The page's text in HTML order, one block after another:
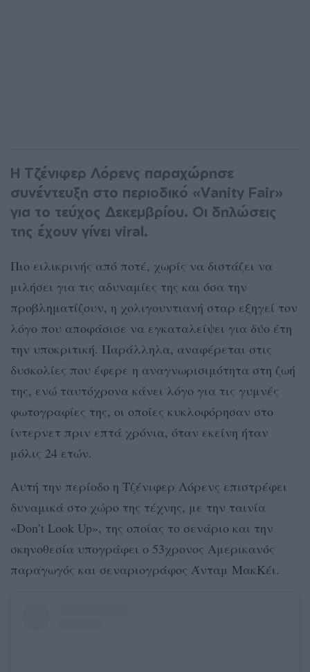
Η Τζένιφερ Λόρενς παραχώρησε
συνέντευξη στο περιοδικό «Vanity Fair»
για το τεύχος Δεκεμβρίου. Οι δηλώσεις
της έχουν γίνει viral.
Πιο ειλικρινής από ποτέ, χωρίς να διστάζει να
μιλήσει για τις αδυναμίες της και όσα την
προβληματίζουν, η χολιγουντιανή σταρ εξηγεί τον
λόγο που αποφάσισε να εγκαταλείψει για δύο έτη
την υποκριτική. Παράλληλα, αναφέρεται στις
δυσκολίες που έφερε η αναγνωρισιμότητα στη ζωή
της, ενώ ταυτόχρονα κάνει λόγο για τις γυμνές
φωτογραφίες της, οι οποίες κυκλοφόρησαν στο
ίντερνετ πριν επτά χρόνια, όταν εκείνη ήταν
μόλις 24 ετών.
Αυτή την περίοδο η Τζένιφερ Λόρενς επιστρέφει
δυναμικά στο χώρο της τέχνης, με την ταινία
«Don’t Look Up», της οποίας το σενάριο και την
σκηνοθεσία υπογράφει ο 53χρονος Αμερικανός
παραγωγός και σεναριογράφος Άνταμ ΜακΚέι.